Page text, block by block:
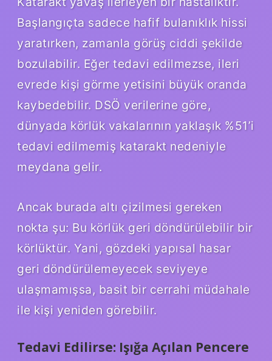
Başlangıçta sadece hafif bulanıklık hissi
yaratırken, zamanla görüş ciddi şekilde
bozulabilir. Eğer tedavi edilmezse, ileri
evrede kişi görme yetisini büyük oranda
kaybedebilir. DSÖ verilerine göre,
dünyada körlük vakalarının yaklaşık %51’i
tedavi edilmemiş katarakt nedeniyle
meydana gelir.
Ancak burada altı çizilmesi gereken
nokta şu: Bu körlük geri döndürülebilir bir
körlüktür. Yani, gözdeki yapısal hasar
geri döndürülemeyecek seviyeye
ulaşmamışsa, basit bir cerrahi müdahale
ile kişi yeniden görebilir.
Tedavi Edilirse: Işığa Açılan Pencere